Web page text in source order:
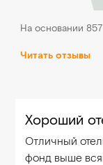
На основании
Читать отзывы
Хороший
Отличный
фонд выше